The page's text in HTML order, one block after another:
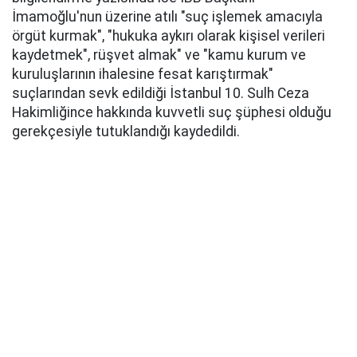
İmamoğlu'nun üzerine atılı "suç işlemek amacıyla
örgüt kurmak", "hukuka aykırı olarak kişisel verileri
kaydetmek", rüşvet almak" ve "kamu kurum ve
kuruluşlarının ihalesine fesat karıştırmak"
suçlarından sevk edildiği İstanbul 10. Sulh Ceza
Hakimliğince hakkında kuvvetli suç şüphesi olduğu
gerekçesiyle tutuklandığı kaydedildi.